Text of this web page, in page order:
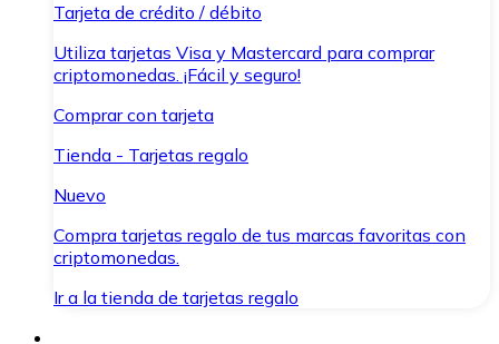
Tarjeta de crédito / débito
Utiliza tarjetas Visa y Mastercard para comprar
criptomonedas. ¡Fácil y seguro!
Comprar con tarjeta
Tienda - Tarjetas regalo
Nuevo
Compra tarjetas regalo de tus marcas favoritas con
criptomonedas.
Ir a la tienda de tarjetas regalo